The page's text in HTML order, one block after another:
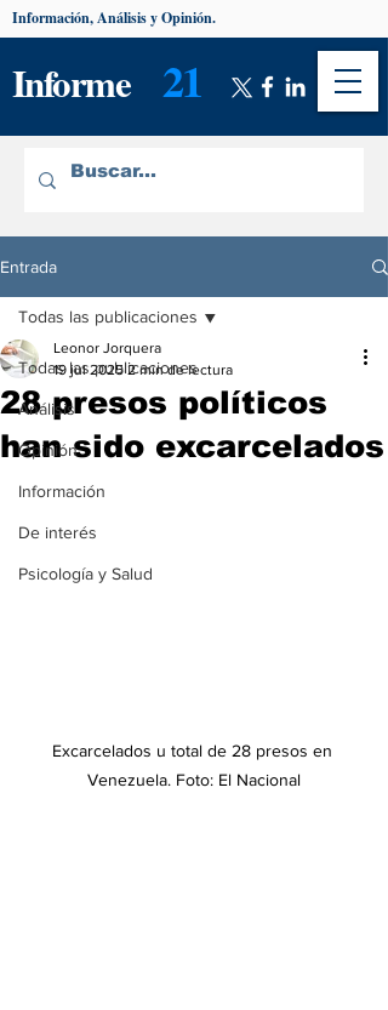
Informe 21
Información, Análisis y Opinión.
Entrada
Todas las publicaciones
Análisis
Opinión
Información
De interés
Psicología y Salud
Todas las publicaciones
28 presos políticos
han sido excarcelados
Leonor Jorquera
19 jul 2025 2 min de lectura
Excarcelados u total de 28 presos en
Venezuela. Foto: El Nacional